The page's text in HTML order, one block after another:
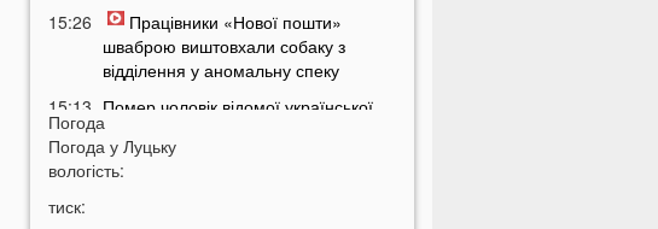
15:26
Працівники «Нової пошти»
шваброю виштовхали собаку з
відділення у аномальну спеку
15:13 Помер чоловік відомої української
акторки
14:45 Українці дали невтішний прогноз
Погода
Погода у Луцьку
вологість:
тиск: